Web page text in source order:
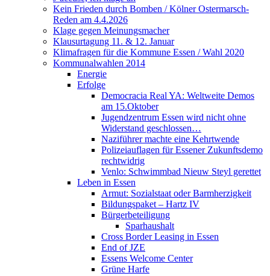
Kein Frieden durch Bomben / Kölner Ostermarsch-
Reden am 4.4.2026
Klage gegen Meinungsmacher
Klausurtagung 11. & 12. Januar
Klimafragen für die Kommune Essen / Wahl 2020
Kommunalwahlen 2014
Energie
Erfolge
Democracia Real YA: Weltweite Demos
am 15.Oktober
Jugendzentrum Essen wird nicht ohne
Widerstand geschlossen…
Naziführer machte eine Kehrtwende
Polizeiauflagen für Essener Zukunftsdemo
rechtwidrig
Venlo: Schwimmbad Nieuw Steyl gerettet
Leben in Essen
Armut: Sozialstaat oder Barmherzigkeit
Bildungspaket – Hartz IV
Bürgerbeteiligung
Sparhaushalt
Cross Border Leasing in Essen
End of JZE
Essens Welcome Center
Grüne Harfe